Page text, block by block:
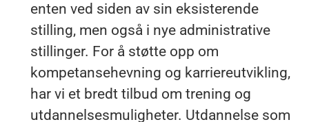
enten ved siden av sin eksisterende
stilling, men også i nye administrative
stillinger. For å støtte opp om
kompetansehevning og karriereutvikling,
har vi et bredt tilbud om trening og
utdannelsesmuligheter. Utdannelse som